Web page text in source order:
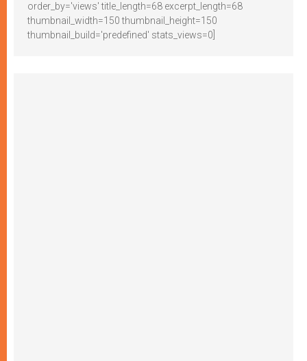
order_by='views' title_length=68 excerpt_length=68
thumbnail_width=150 thumbnail_height=150
thumbnail_build='predefined' stats_views=0]